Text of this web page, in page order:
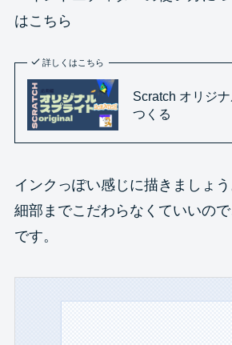
はこちら
詳しくはこちら
Scratch オリジ
つくる
インクっぽい感じに描きましょう
細部までこだわらなくていいの
です。